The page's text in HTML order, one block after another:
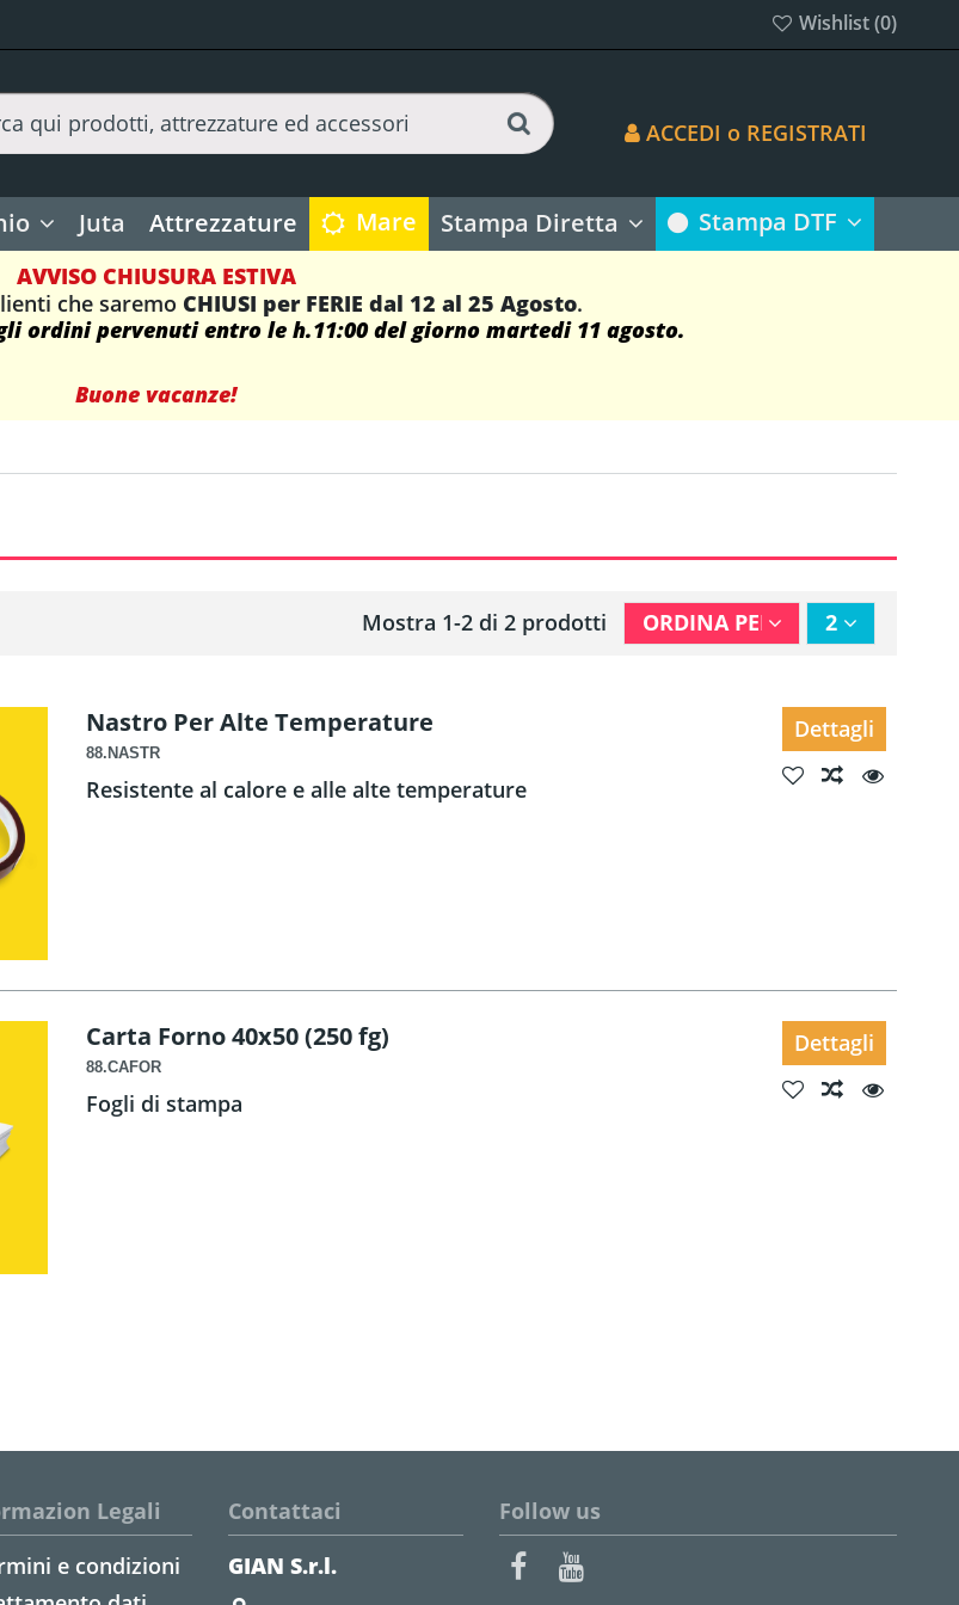
Wishlist (0)
ACCEDI o REGISTRATI
Juta Attrezzature Mare Stampa Diretta Stampa DTF
AVVISO CHIUSURA ESTIVA
che saremo CHIUSI per FERIE dal 12 al 25 Agosto.
ordini pervenuti entro le h.11:00 del giorno martedi 11 agosto.
Buone vacanze!
Mostra 1-2 di 2 prodotti ORDINA PER 2
Nastro Per Alte Temperature
88.NASTR
Resistente al calore e alle alte temperature
Dettagli
Carta Forno 40x50 (250 fg)
88.CAFOR
Fogli di stampa
Dettagli
Legali
e condizioni
Contattaci
GIAN S.r.l.
Follow us